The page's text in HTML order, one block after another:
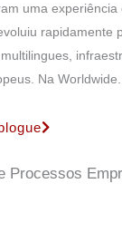
uma
Na